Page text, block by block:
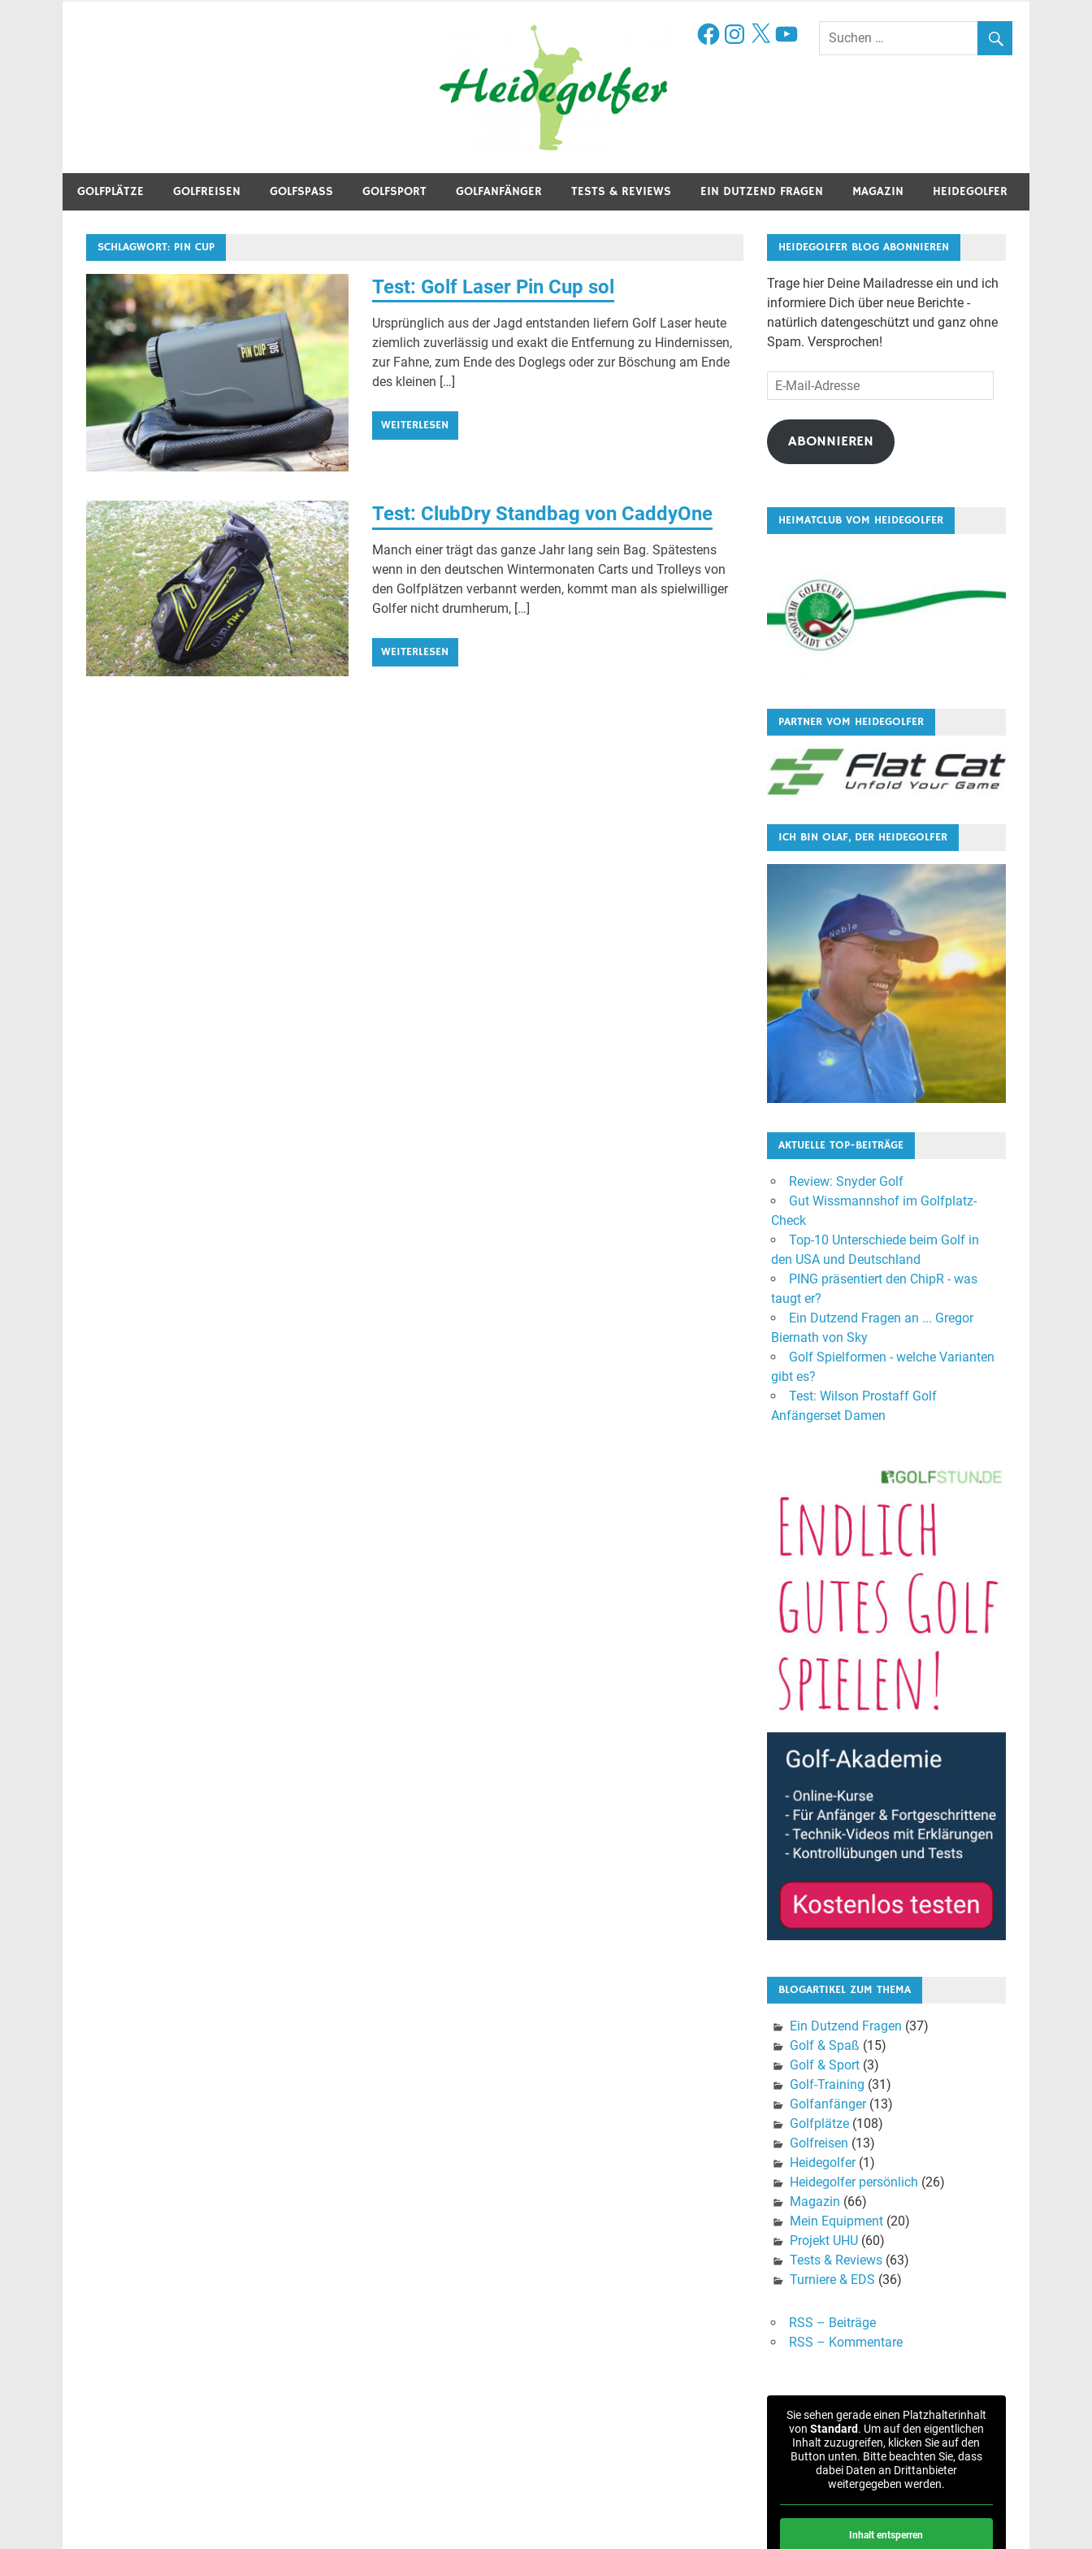
FacebookInstagram
X YouTube
GOLFPLÄTZE GOLFREISEN GOLFSPASS GOLFSPORT GOLFANFÄNGER TESTS & REVIEWS EIN DUTZEND FRAGEN MAGAZIN HEIDEGOLFER
SCHLAGWORT: PIN CUP
Test: Golf Laser Pin Cup sol
Ursprünglich aus der Jagd entstanden liefern Golf Laser heute
ziemlich zuverlässig und exakt die Entfernung zu Hindernissen,
zur Fahne, zum Ende des Doglegs oder zur Böschung am Ende
des kleinen […]
WEITERLESEN
Test: ClubDry Standbag von CaddyOne
Manch einer trägt das ganze Jahr lang sein Bag. Spätestens
wenn in den deutschen Wintermonaten Carts und Trolleys von
den Golfplätzen verbannt werden, kommt man als spielwilliger
Golfer nicht drumherum, […]
WEITERLESEN
HEIDEGOLFER BLOG ABONNIEREN
Trage hier Deine Mailadresse ein und ich
informiere Dich über neue Berichte -
natürlich datengeschützt und ganz ohne
Spam. Versprochen!
E-
Mail-
Adresse
ABONNIEREN
HEIMATCLUB VOM HEIDEGOLFER
PARTNER VOM HEIDEGOLFER
ICH BIN OLAF, DER HEIDEGOLFER
AKTUELLE TOP-BEITRÄGE
Review: Snyder Golf
Gut Wissmannshof im Golfplatz-
Check
Top-10 Unterschiede beim Golf in
den USA und Deutschland
PING präsentiert den ChipR - was
taugt er?
Ein Dutzend Fragen an ... Gregor
Biernath von Sky
Golf Spielformen - welche Varianten
gibt es?
Test: Wilson Prostaff Golf
Anfängerset Damen
BLOGARTIKEL ZUM THEMA
Ein Dutzend Fragen (37)
Golf & Spaß (15)
Golf & Sport(3)
Golf-Training (31)
Golfanfänger(13)
Golfplätze(108)
Golfreisen (13)
Heidegolfer(1)
Heidegolfer persönlich (26)
Magazin (66)
Mein Equipment(20)
Projekt UHU(60)
Tests & Reviews(63)
Turniere & EDS (36)
RSS – Beiträge
RSS – Kommentare
Sie sehen gerade einen Platzhalterinhalt
von Standard. Um auf den eigentlichen
Inhalt zuzugreifen, klicken Sie auf den
Button unten. Bitte beachten Sie, dass
dabei Daten an Drittanbieter
weitergegeben werden.
Inhalt entsperren